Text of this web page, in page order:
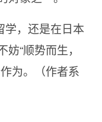
学，还是在日本
“顺势而生，
为。（作者系